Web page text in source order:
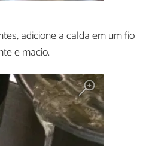
adicione a calda em um fio
e macio.